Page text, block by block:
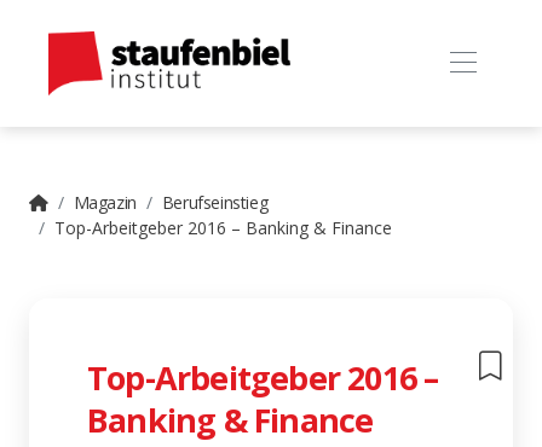
Magazin
Berufseinstieg
Top-Arbeitgeber 2016 – Banking & Finance
Top-Arbeitgeber 2016 –
Banking & Finance